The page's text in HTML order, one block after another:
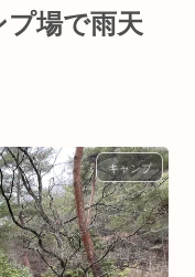
プ場で雨天
キャンプ